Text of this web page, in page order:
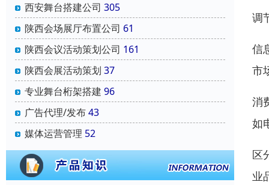
西安舞台搭建公司 305
陕西会场展厅布置公司 61
陕西会议活动策划公司 161
陕西会展活动策划 37
专业舞台桁架搭建 96
广告代理/发布43
媒体运营管理 52
调
信
市
消
如
区
业